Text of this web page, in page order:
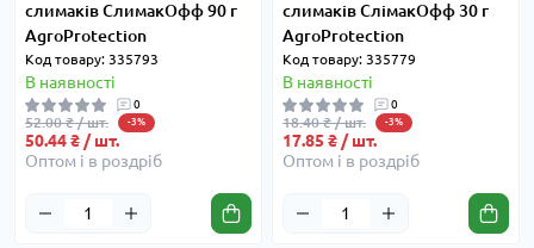
слимаків СлимакОфф 90 г
AgroProtection
Код товару: 335793
В наявності
0
52.00 ₴ / шт. -3%
50.44 ₴ / шт.
Оптом і в роздріб
слимаків СлімакОфф 30 г
AgroProtection
Код товару: 335779
В наявності
0
18.40 ₴ / шт. -3%
17.85 ₴ / шт.
Оптом і в роздріб